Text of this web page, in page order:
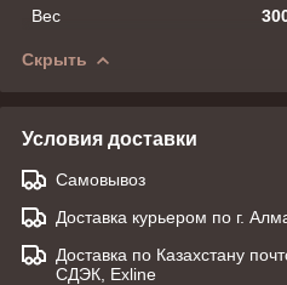
Вес
Скрыть
Условия доставки
Самовывоз
Доставка курьером по г.
Доставка по Казахстану
СДЭК, Exline